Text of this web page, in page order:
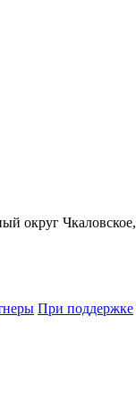
округ Чкаловское,
При поддержке